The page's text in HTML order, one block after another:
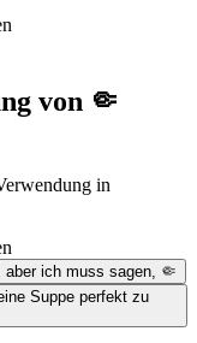
von 🤏
in
aber ich muss sagen, 🤏
Suppe perfekt zu